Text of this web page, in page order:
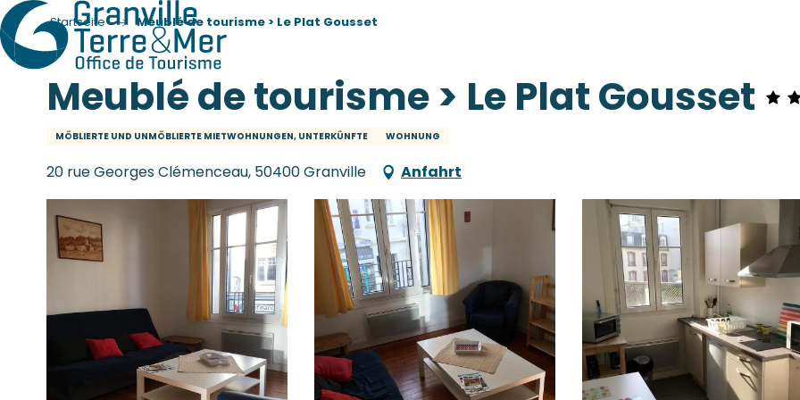
Startseite Meublé de tourisme > Le Plat Gousset
Meublé de tourisme > Le Plat Gousset
MÖBLIERTE UND UNMÖBLIERTE MIETWOHNUNGEN, UNTERKÜNFTE WOHNUNG
20 rue Georges Clémenceau, 50400 Granville Anfahrt